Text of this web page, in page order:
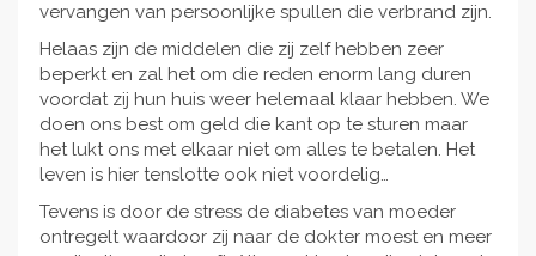
vervangen van persoonlijke spullen die verbrand zijn.
Helaas zijn de middelen die zij zelf hebben zeer
beperkt en zal het om die reden enorm lang duren
voordat zij hun huis weer helemaal klaar hebben. We
doen ons best om geld die kant op te sturen maar
het lukt ons met elkaar niet om alles te betalen. Het
leven is hier tenslotte ook niet voordelig…
Tevens is door de stress de diabetes van moeder
ontregelt waardoor zij naar de dokter moest en meer